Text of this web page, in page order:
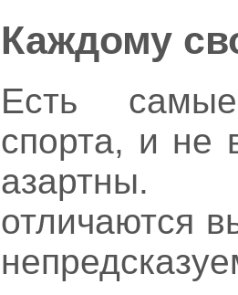
Каждому
Есть
спорта, и не
отличаются